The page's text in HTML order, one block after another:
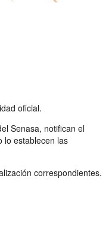
oficial.
Senasa, notifican el
lo establecen las
correspondientes.